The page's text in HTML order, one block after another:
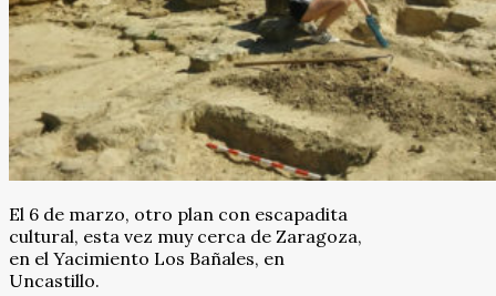
El 6 de marzo, otro plan con escapadita
cultural, esta vez muy cerca de Zaragoza,
en el Yacimiento Los Bañales, en
Uncastillo.